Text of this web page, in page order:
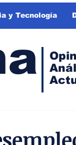
y Tecnología